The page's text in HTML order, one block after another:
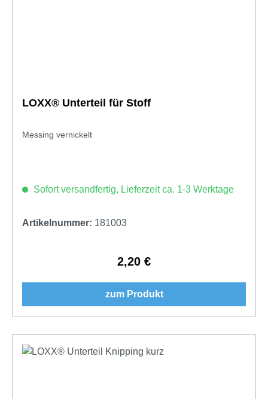
LOXX® Unterteil für Stoff
Messing vernickelt
Sofort versandfertig, Lieferzeit ca. 1-3 Werktage
Artikelnummer: 181003
Regulärer Preis:
2,20 €
zum Produkt